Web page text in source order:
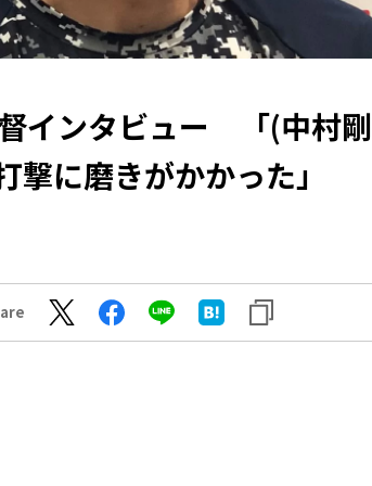
督インタビュー 「(中村
撃に磨きがかかった」